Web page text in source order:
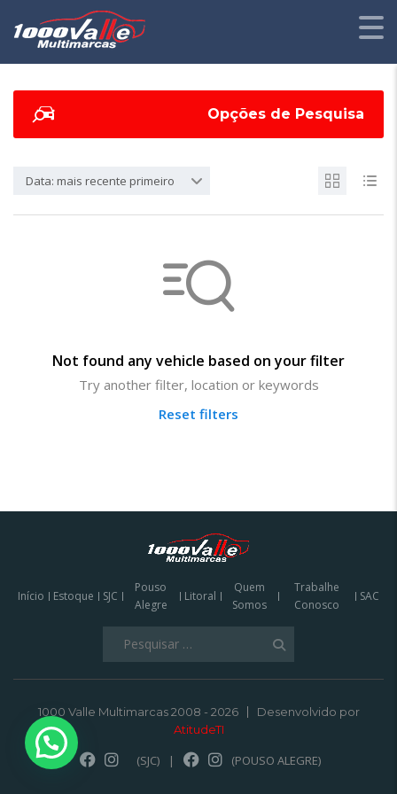
Opções de Pesquisa
Data: mais recente primeiro
Not found any vehicle based on your filter
Try another filter, location or keywords
Reset filters
Início Estoque SJC
Pouso
Alegre
Litoral
Quem
Somos
Trabalhe
Conosco
SAC
1000 Valle Multimarcas 2008 - 2026
Desenvolvido por
AtitudeTI
(SJC) | (POUSO ALEGRE)